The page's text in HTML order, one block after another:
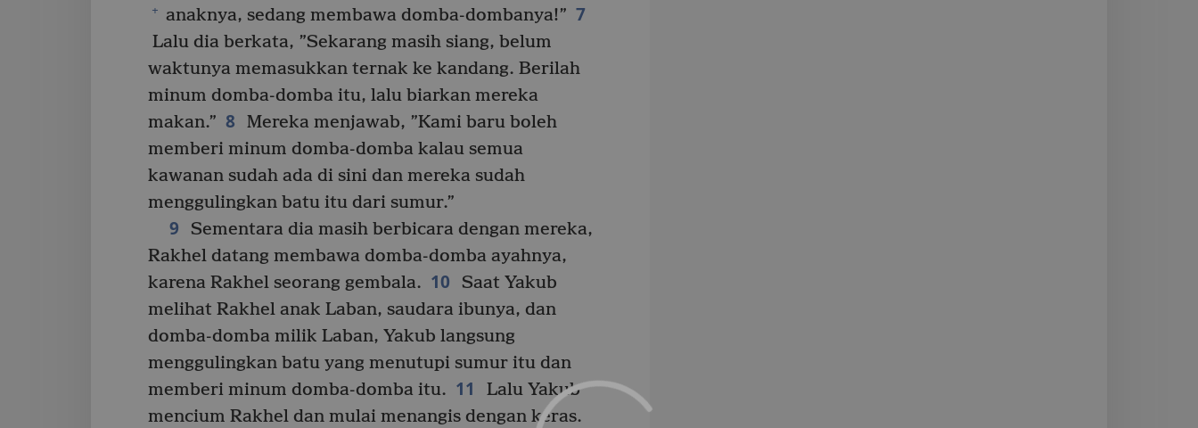
+ anaknya, sedang membawa domba-dombanya!” 7
Lalu dia berkata, ”Sekarang masih siang, belum
waktunya memasukkan ternak ke kandang. Berilah
minum domba-domba itu, lalu biarkan mereka
makan.” 8
Mereka menjawab, ”Kami baru boleh
memberi minum domba-domba kalau semua
kawanan sudah ada di sini dan mereka sudah
menggulingkan batu itu dari sumur.”
9
Sementara dia masih berbicara dengan mereka,
Rakhel datang membawa domba-domba ayahnya,
karena Rakhel seorang gembala. 10
Saat Yakub
melihat Rakhel anak Laban, saudara ibunya, dan
domba-domba milik Laban, Yakub langsung
menggulingkan batu yang menutupi sumur itu dan
memberi minum domba-domba itu. 11
Lalu Yakub
mencium Rakhel dan mulai menangis dengan keras.